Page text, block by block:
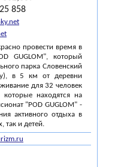
858
провести время в
GUGLOM", который
парка Словенский
в 5 км от деревни
для 32 человек
которые находятся на
"POD GUGLOM" -
активного отдыха в
так и детей.